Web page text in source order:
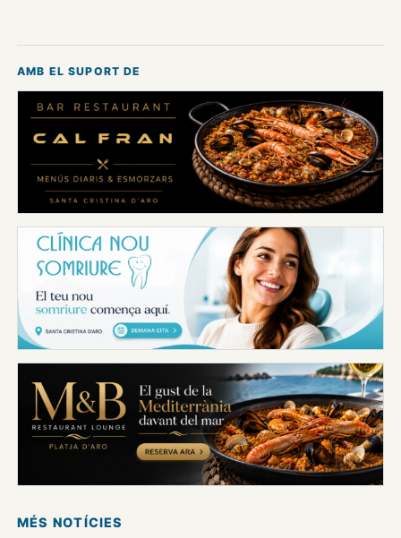
AMB EL SUPORT DE
MÉS NOTÍCIES